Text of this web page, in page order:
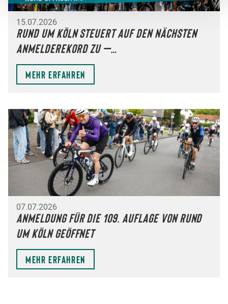
15.07.2026
Rund um Köln steuert auf den nächsten
Anmelderekord zu –…
Mehr erfahren
07.07.2026
Anmeldung für die 109. Auflage von Rund
um Köln geöffnet
Mehr erfahren